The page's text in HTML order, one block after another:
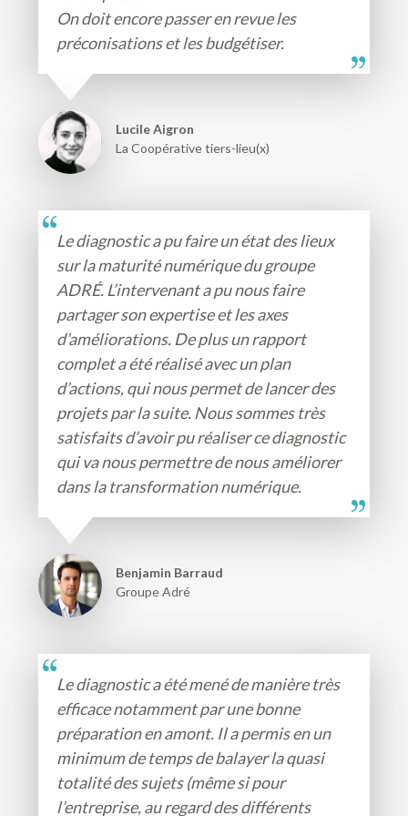
On doit encore passer en revue les
préconisations et les budgétiser.
Lucile Aigron
La Coopérative tiers-lieu(x)
Le diagnostic a pu faire un état des lieux
sur la maturité numérique du groupe
ADRÉ. L’intervenant a pu nous faire
partager son expertise et les axes
d’améliorations. De plus un rapport
complet a été réalisé avec un plan
d’actions, qui nous permet de lancer des
projets par la suite. Nous sommes très
satisfaits d’avoir pu réaliser ce diagnostic
qui va nous permettre de nous améliorer
dans la transformation numérique.
Benjamin Barraud
Groupe Adré
Le diagnostic a été mené de manière très
efficace notamment par une bonne
préparation en amont. Il a permis en un
minimum de temps de balayer la quasi
totalité des sujets (même si pour
l’entreprise, au regard des différents